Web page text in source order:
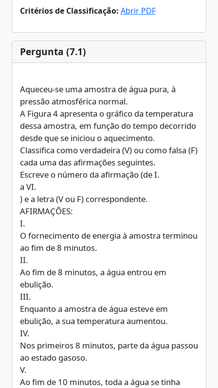
Critérios de Classificação: Abrir PDF
Pergunta (7.1)
Aqueceu-se uma amostra de água pura, à
pressão atmosférica normal.
A Figura 4 apresenta o gráfico da temperatura
dessa amostra, em função do tempo decorrido
desde que se iniciou o aquecimento.
Classifica como verdadeira (V) ou como falsa (F)
cada uma das afirmações seguintes.
Escreve o número da afirmação (de I.
a VI.
) e a letra (V ou F) correspondente.
AFIRMAÇÕES:
I.
O fornecimento de energia à amostra terminou
ao fim de 8 minutos.
II.
Ao fim de 8 minutos, a água entrou em
ebulição.
III.
Enquanto a amostra de água esteve em
ebulição, a sua temperatura aumentou.
IV.
Nos primeiros 8 minutos, parte da água passou
ao estado gasoso.
V.
Ao fim de 10 minutos, toda a água se tinha